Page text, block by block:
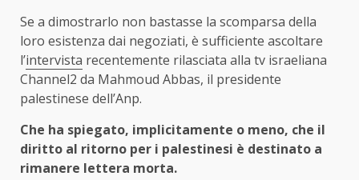
Se a dimostrarlo non bastasse la scomparsa della
loro esistenza dai negoziati, è sufficiente ascoltare
l’intervista recentemente rilasciata alla tv israeliana
Channel2 da Mahmoud Abbas, il presidente
palestinese dell’Anp.
Che ha spiegato, implicitamente o meno, che il
diritto al ritorno per i palestinesi è destinato a
rimanere lettera morta.